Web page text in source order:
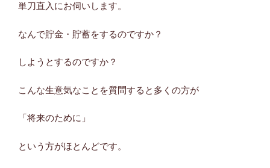
単刀直入にお伺いします。
なんで貯金・貯蓄をするのですか？
しようとするのですか？
こんな生意気なことを質問すると多くの方が
「将来のために」
という方がほとんどです。